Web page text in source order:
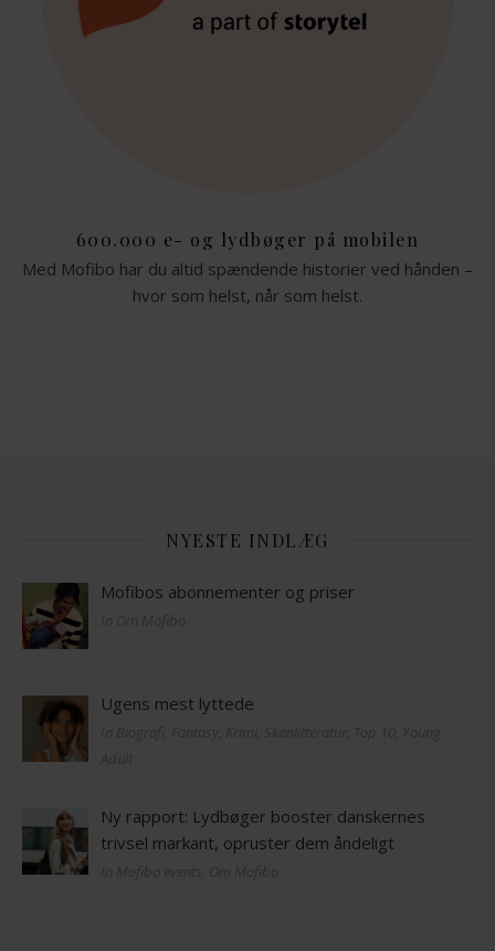
600.000 e- og lydbøger på mobilen
Med Mofibo har du altid spændende historier ved hånden –
hvor som helst, når som helst.
NYESTE INDLÆG
Mofibos abonnementer og priser
Ugens mest lyttede
Ny rapport: Lydbøger booster danskernes
trivsel markant, opruster dem åndeligt